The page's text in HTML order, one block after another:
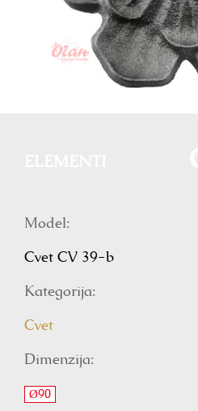
Model:
Cvet CV 39-b
Kategorija:
Cvet
Dimenzija:
Ø90